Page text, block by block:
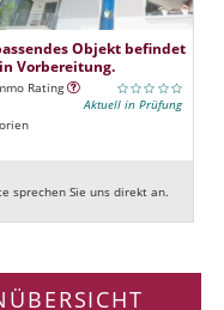
Objekt befindet
Vorbereitung.
Rating
Aktuell in Prüfung
sprechen Sie uns direkt an.